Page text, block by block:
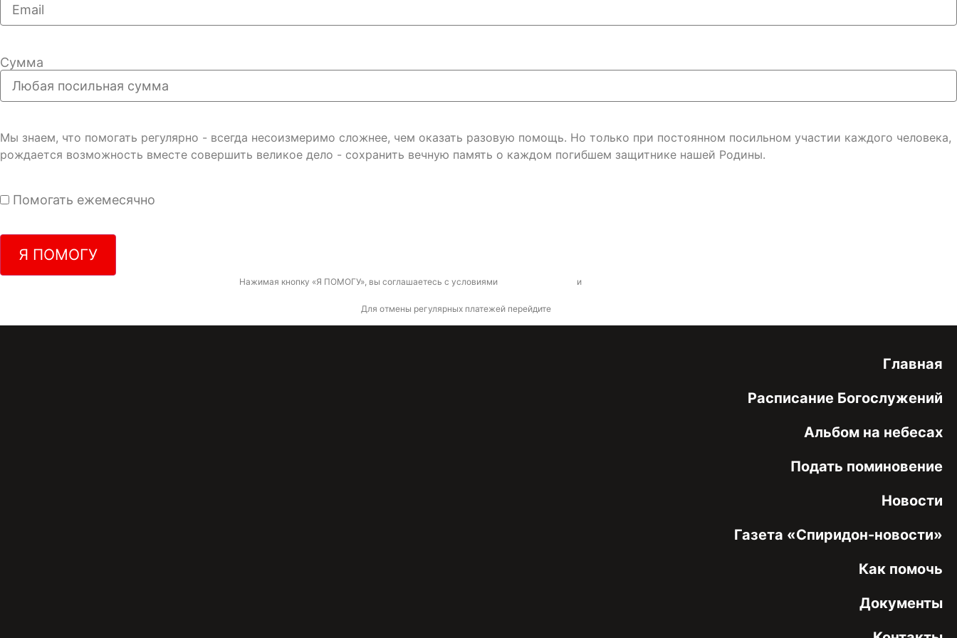
Сумма
Мы знаем, что помогать регулярно - всегда несоизмеримо сложнее, чем оказать разовую помощь. Но только при постоянном посильном участии каждого человека,
рождается возможность вместе совершить великое дело - сохранить вечную память о каждом погибшем защитнике нашей Родины.
Помогать ежемесячно
Я ПОМОГУ
Нажимая кнопку «Я ПОМОГУ», вы соглашаетесь с условиями и
Для отмены регулярных платежей перейдите
Главная
Расписание Богослужений
Альбом на небесах
Подать поминовение
Новости
Газета «Спиридон-новости»
Как помочь
Документы